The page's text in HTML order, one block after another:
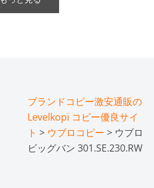
ブランドコピー激安通販の
Levelkopi コピー優良サイ
ト > ウブロコピー > ウブロ
ビッグバン 301.SE.230.RW